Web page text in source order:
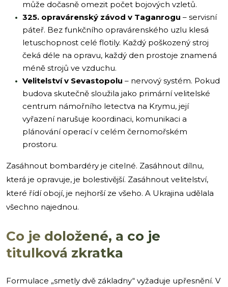
může dočasně omezit počet bojových vzletů.
325. opravárenský závod v Taganrogu – servisní
páteř. Bez funkčního opravárenského uzlu klesá
letuschopnost celé flotily. Každý poškozený stroj
čeká déle na opravu, každý den prostoje znamená
méně strojů ve vzduchu.
Velitelství v Sevastopolu – nervový systém. Pokud
budova skutečně sloužila jako primární velitelské
centrum námořního letectva na Krymu, její
vyřazení narušuje koordinaci, komunikaci a
plánování operací v celém černomořském
prostoru.
Zasáhnout bombardéry je citelné. Zasáhnout dílnu,
která je opravuje, je bolestivější. Zasáhnout velitelství,
které řídí obojí, je nejhorší ze všeho. A Ukrajina udělala
všechno najednou.
Co je doložené, a co je
titulková zkratka
Formulace „smetly dvě základny“ vyžaduje upřesnění. V